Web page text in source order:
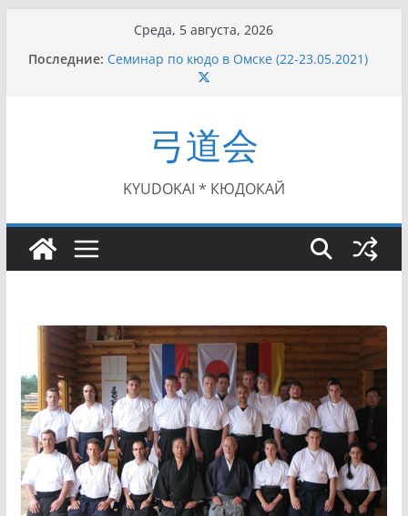
содержимому
Среда, 5 августа, 2026
Последние: Семинар по кюдо в Омске (22-23.05.2021)
Чемпионат Росcии, Дёмино (2-5.09.2021)
II Кубок Посла Японии в России по Кюдо,
Орёл (25.07.2021)
I этап Кубка Московской области по Кюдо /
Сейдокан II (27.06.2021)
弓道会
KYUDOKAI * КЮДОКАЙ